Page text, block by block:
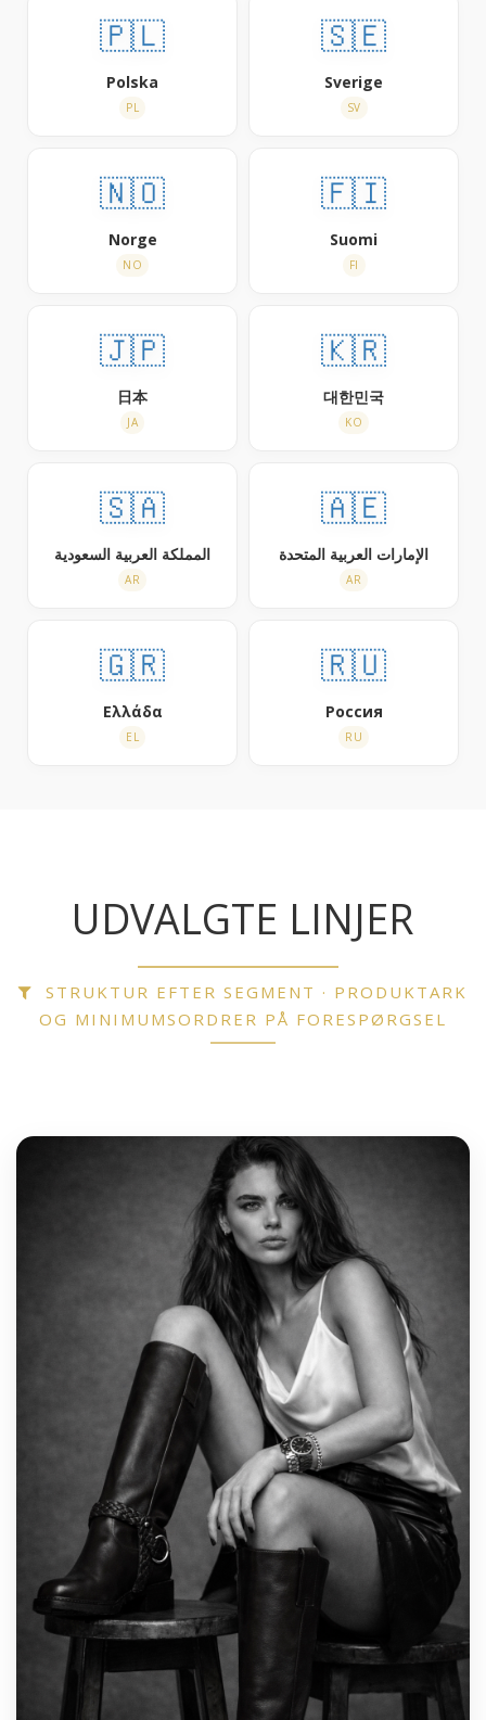
🇵🇱
Polska
PL
🇸🇪
Sverige
SV
🇳🇴
Norge
NO
🇫🇮
Suomi
FI
🇯🇵
日本
JA
🇰🇷
대한민국
KO
🇸🇦
المملكة العربية السعودية
AR
🇦🇪
الإمارات العربية المتحدة
AR
🇬🇷
Ελλάδα
EL
🇷🇺
Россия
RU
UDVALGTE LINJER
STRUKTUR EFTER SEGMENT · PRODUKTARK
OG MINIMUMSORDRER PÅ FORESPØRGSEL